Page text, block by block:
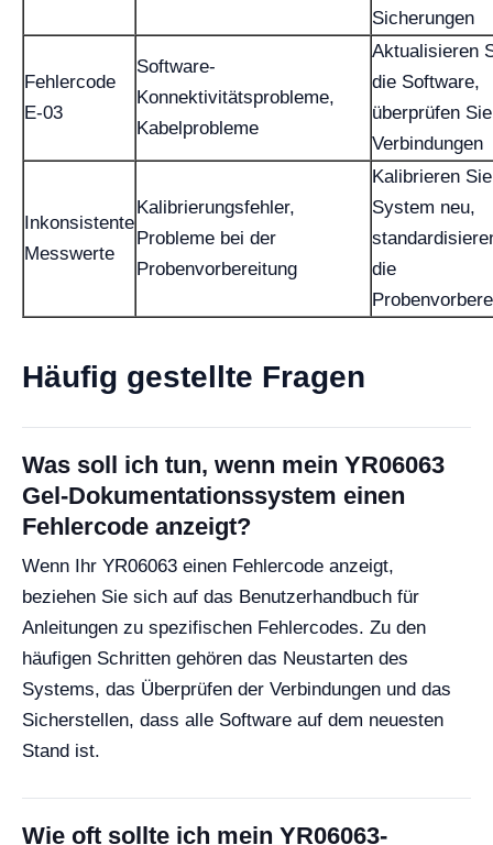
Sicherungen
Fehlercode
E-03
Software-
Konnektivitätsprobleme,
Kabelprobleme
Aktualisieren
die Software,
überprüfen
Verbindungen
Inkonsistente
Messwerte
Kalibrierungsfehler,
Probleme bei der
Probenvorbereitung
Kalibrieren
System neu,
die
Häufig gestellte Fragen
Was soll ich tun, wenn mein YR06063
Gel-Dokumentationssystem einen
Fehlercode anzeigt?
Wenn Ihr YR06063 einen Fehlercode anzeigt,
beziehen Sie sich auf das Benutzerhandbuch für
Anleitungen zu spezifischen Fehlercodes. Zu den
häufigen Schritten gehören das Neustarten des
Systems, das Überprüfen der Verbindungen und das
Sicherstellen, dass alle Software auf dem neuesten
Stand ist.
Wie oft sollte ich mein YR06063-